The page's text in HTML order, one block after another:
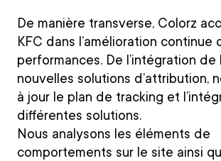
De manière transverse, Colorz
KFC dans l’amélioration continue
performances. De l’intégration de
nouvelles solutions d’attribution,
à jour le plan de tracking et
différentes solutions.
Nous analysons les éléments de
comportements sur le site ainsi